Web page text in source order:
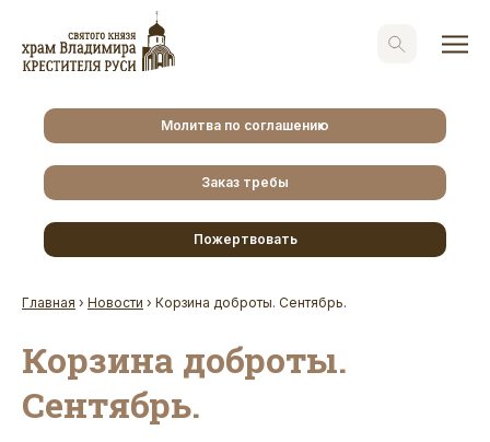
Молитва по соглашению
Заказ требы
Пожертвовать
Главная › Новости › Корзина доброты. Сентябрь.
Корзина доброты.
Сентябрь.